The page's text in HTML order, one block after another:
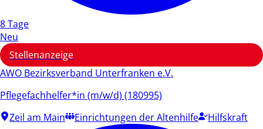
8 Tage
Neu
Stellenanzeige
AWO Bezirksverband Unterfranken e.V.
Pflegefachhelfer*in (m/w/d) (180995)
Zeil am Main
Einrichtungen der Altenhilfe Hilfskraft